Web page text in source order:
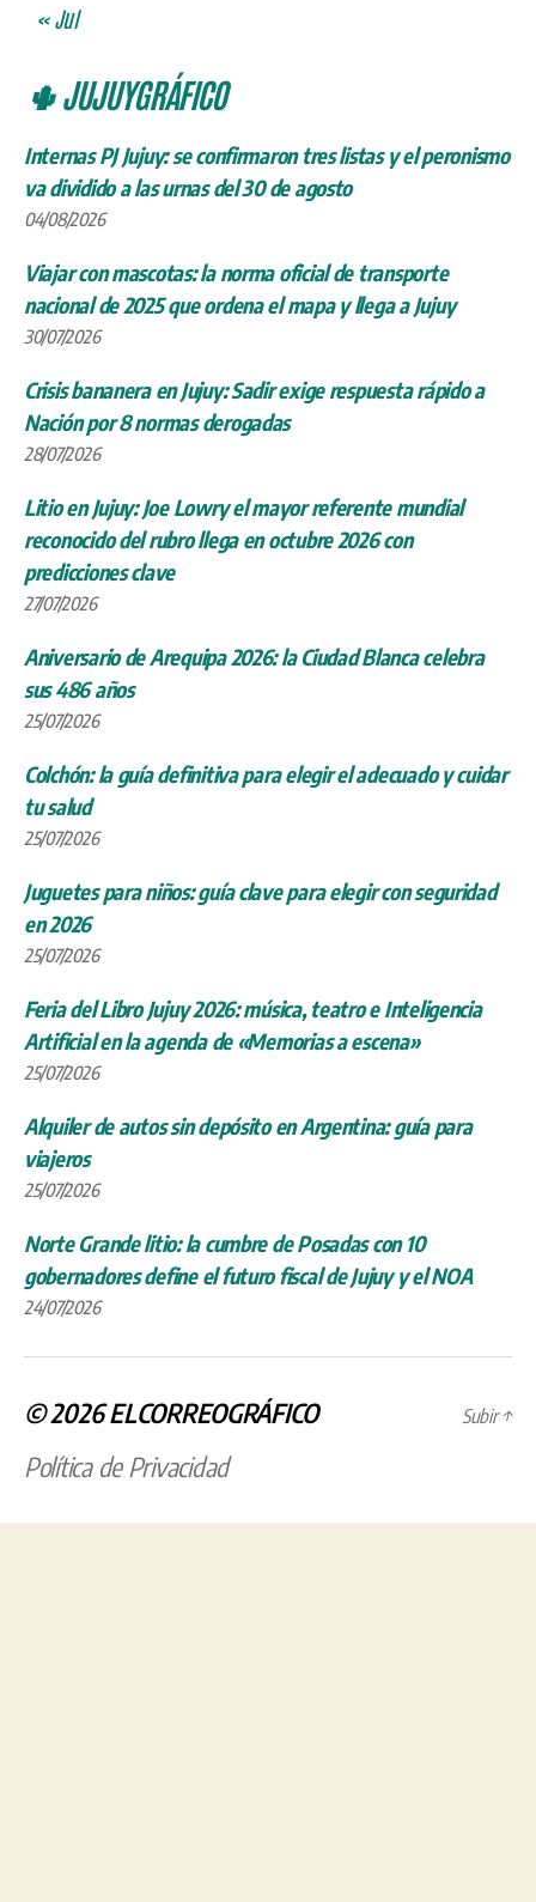
« Jul
🌵 JUJUYGRÁFICO
Internas PJ Jujuy: se confirmaron tres listas y el peronismo
va dividido a las urnas del 30 de agosto
04/08/2026
Viajar con mascotas: la norma oficial de transporte
nacional de 2025 que ordena el mapa y llega a Jujuy
30/07/2026
Crisis bananera en Jujuy: Sadir exige respuesta rápido a
Nación por 8 normas derogadas
28/07/2026
Litio en Jujuy: Joe Lowry el mayor referente mundial
reconocido del rubro llega en octubre 2026 con
predicciones clave
27/07/2026
Aniversario de Arequipa 2026: la Ciudad Blanca celebra
sus 486 años
25/07/2026
Colchón: la guía definitiva para elegir el adecuado y cuidar
tu salud
25/07/2026
Juguetes para niños: guía clave para elegir con seguridad
en 2026
25/07/2026
Feria del Libro Jujuy 2026: música, teatro e Inteligencia
Artificial en la agenda de «Memorias a escena»
25/07/2026
Alquiler de autos sin depósito en Argentina: guía para
viajeros
25/07/2026
Norte Grande litio: la cumbre de Posadas con 10
gobernadores define el futuro fiscal de Jujuy y el NOA
24/07/2026
© 2026ELCORREOGRÁFICO
Política de Privacidad
Subir↑